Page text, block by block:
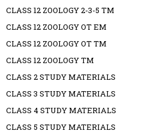
CLASS 12 ZOOLOGY 2-3-5 TM
CLASS 12 ZOOLOGY OT EM
CLASS 12 ZOOLOGY OT TM
CLASS 12 ZOOLOGY TM
CLASS 2 STUDY MATERIALS
CLASS 3 STUDY MATERIALS
CLASS 4 STUDY MATERIALS
CLASS 5 STUDY MATERIALS